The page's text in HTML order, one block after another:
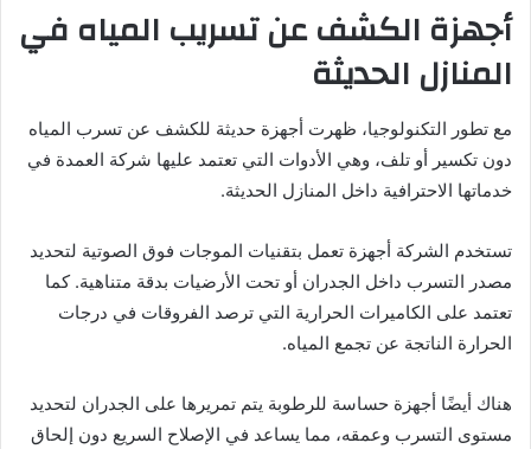
أجهزة الكشف عن تسريب المياه في
المنازل الحديثة
مع تطور التكنولوجيا، ظهرت أجهزة حديثة للكشف عن تسرب المياه
دون تكسير أو تلف، وهي الأدوات التي تعتمد عليها شركة العمدة في
خدماتها الاحترافية داخل المنازل الحديثة.
تستخدم الشركة أجهزة تعمل بتقنيات الموجات فوق الصوتية لتحديد
مصدر التسرب داخل الجدران أو تحت الأرضيات بدقة متناهية. كما
تعتمد على الكاميرات الحرارية التي ترصد الفروقات في درجات
الحرارة الناتجة عن تجمع المياه.
هناك أيضًا أجهزة حساسة للرطوبة يتم تمريرها على الجدران لتحديد
مستوى التسرب وعمقه، مما يساعد في الإصلاح السريع دون إلحاق